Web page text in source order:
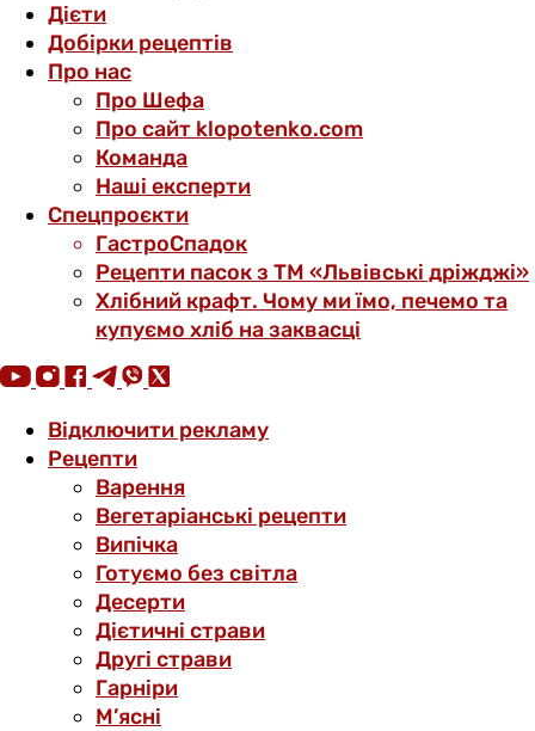
Дієти
Добірки рецептів
Про нас
Про Шефа
Про сайт klopotenko.com
Команда
Наші експерти
Спецпроєкти
ГастроСпадок
Рецепти пасок з ТМ «Львівські дріжджі»
Хлібний крафт. Чому ми їмо, печемо та
купуємо хліб на заквасці
Відключити рекламу
Рецепти
Варення
Вегетаріанські рецепти
Випічка
Готуємо без світла
Десерти
Дієтичні страви
Другі страви
Гарніри
М’ясні